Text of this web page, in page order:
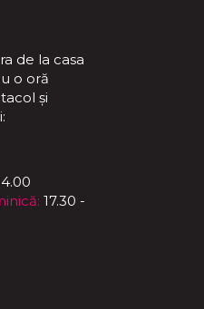
de la casa
o oră
și
17.30 -